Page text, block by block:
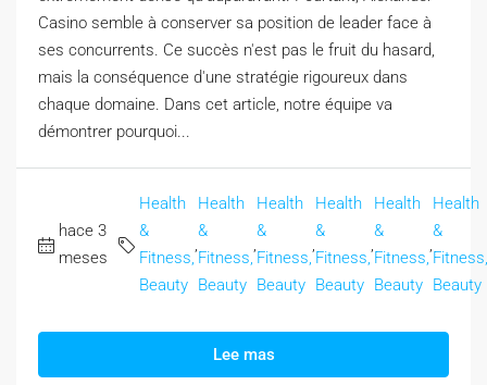
Casino semble à conserver sa position de leader face à
ses concurrents. Ce succès n'est pas le fruit du hasard,
mais la conséquence d'une stratégie rigoureux dans
chaque domaine. Dans cet article, notre équipe va
démontrer pourquoi...
hace 3
meses
Health
&
Fitness,
Beauty
Health
&
Fitness,
Beauty
Health
&
Fitness,
Beauty
Health
&
Fitness,
Beauty
Health
&
Fitness,
Beauty
Health
&
Fitness,
Beauty
Lee mas